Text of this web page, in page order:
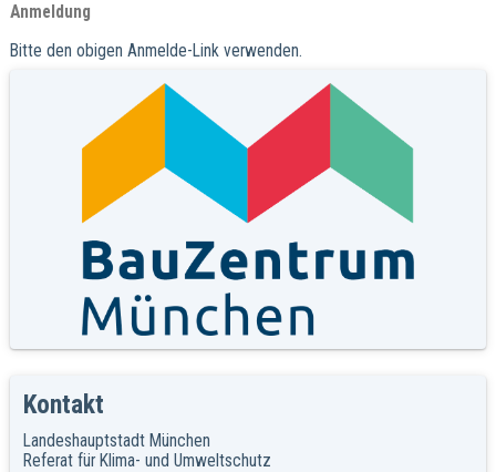
Anmeldung
Bitte den obigen Anmelde-Link verwenden.
Kontakt
Landeshauptstadt München
Referat für Klima- und Umweltschutz